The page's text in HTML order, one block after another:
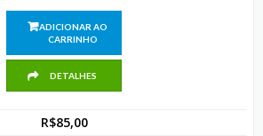
ADICIONAR AO
CARRINHO
DETALHES
R$85,00